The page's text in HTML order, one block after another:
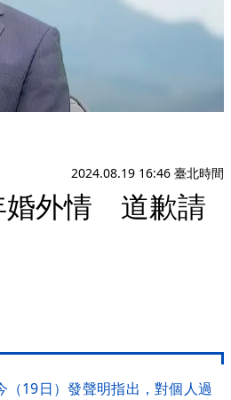
2024.08.19 16:46 臺北時間
婚外情 道歉請
19日）發聲明指出，對個人過